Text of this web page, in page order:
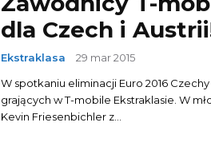
dla Czech i
Ekstraklasa
29 mar 2015
W spotkaniu eliminacji Euro 2016
grających w T-mobile Ekstraklasie. W
Kevin Friesenbichler z...